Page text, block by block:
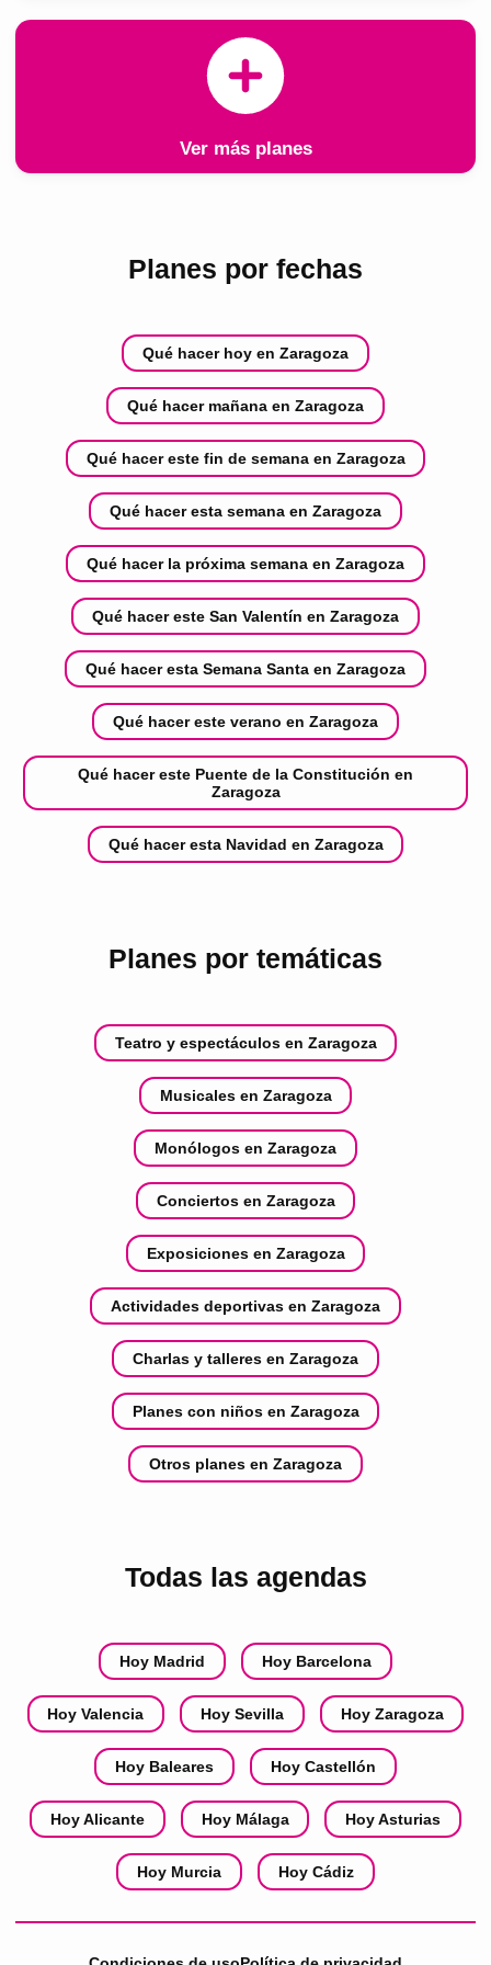
Ver más planes
Planes por fechas
Qué hacer hoy en Zaragoza
Qué hacer mañana en Zaragoza
Qué hacer este fin de semana en Zaragoza
Qué hacer esta semana en Zaragoza
Qué hacer la próxima semana en Zaragoza
Qué hacer este San Valentín en Zaragoza
Qué hacer esta Semana Santa en Zaragoza
Qué hacer este verano en Zaragoza
Qué hacer este Puente de la Constitución en
Zaragoza
Qué hacer esta Navidad en Zaragoza
Planes por temáticas
Teatro y espectáculos en Zaragoza
Musicales en Zaragoza
Monólogos en Zaragoza
Conciertos en Zaragoza
Exposiciones en Zaragoza
Actividades deportivas en Zaragoza
Charlas y talleres en Zaragoza
Planes con niños en Zaragoza
Otros planes en Zaragoza
Todas las agendas
Hoy Madrid Hoy Barcelona
Hoy Valencia Hoy Sevilla Hoy Zaragoza
Hoy Baleares Hoy Castellón
Hoy Alicante Hoy Málaga Hoy Asturias
Hoy Murcia Hoy Cádiz